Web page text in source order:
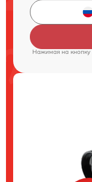
Нажимая на кнопку